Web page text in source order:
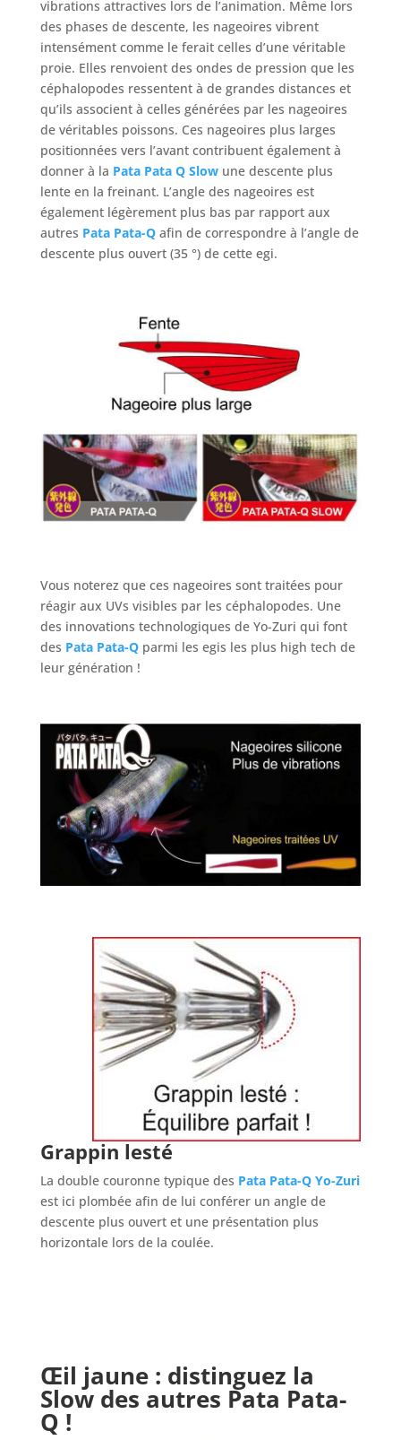
vibrations attractives lors de l’animation. Même lors
des phases de descente, les nageoires vibrent
intensément comme le ferait celles d’une véritable
proie. Elles renvoient des ondes de pression que les
céphalopodes ressentent à de grandes distances et
qu’ils associent à celles générées par les nageoires
de véritables poissons. Ces nageoires plus larges
positionnées vers l’avant contribuent également à
donner à la Pata Pata Q Slowune descente plus
lente en la freinant. L’angle des nageoires est
également légèrement plus bas par rapport aux
autres Pata Pata-Q afin de correspondre à l’angle de
descente plus ouvert (35 °) de cette egi.
Vous noterez que ces nageoires sont traitées pour
réagir aux UVs visibles par les céphalopodes. Une
des innovations technologiques de Yo-Zuri qui font
des Pata Pata-Qparmi les egis les plus high tech de
leur génération !
Grappin lesté
La double couronne typique des Pata Pata-Q Yo-Zuri
est ici plombée afin de lui conférer un angle de
descente plus ouvert et une présentation plus
horizontale lors de la coulée.
Œil jaune : distinguez la
Slowdes autres Pata Pata-
Q !